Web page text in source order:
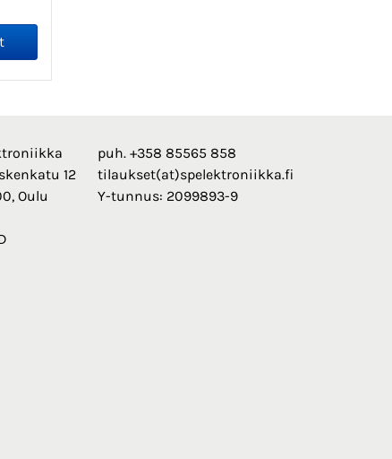
12
Oulu
puh. +358 85565 858
tilaukset(at)spelektroniikka.fi
Y-tunnus: 2099893-9